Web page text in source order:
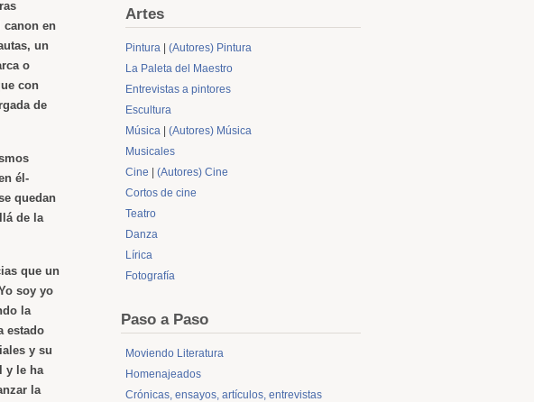
canon en
un
o
con
de
él-
quedan
de la
que un
soy yo
la
estado
y su
y le ha
la
Artes
Pintura
(Autores) Pintura
La Paleta del Maestro
Entrevistas a pintores
Escultura
Música
(Autores) Música
Musicales
Cine
(Autores) Cine
Cortos de cine
Teatro
Danza
Lírica
Fotografía
Paso a Paso
Moviendo Literatura
Homenajeados
Crónicas, ensayos, artículos, entrevistas